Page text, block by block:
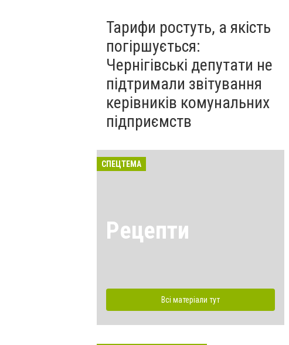
Тарифи ростуть, а якість
погіршується:
Чернігівські депутати не
підтримали звітування
керівників комунальних
підприємств
СПЕЦТЕМА
Рецепти
Всі матеріали тут